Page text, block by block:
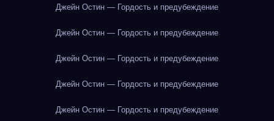
Джейн Остин — Гордость и предубеждение
Джейн Остин — Гордость и предубеждение
Джейн Остин — Гордость и предубеждение
Джейн Остин — Гордость и предубеждение
Джейн Остин — Гордость и предубеждение